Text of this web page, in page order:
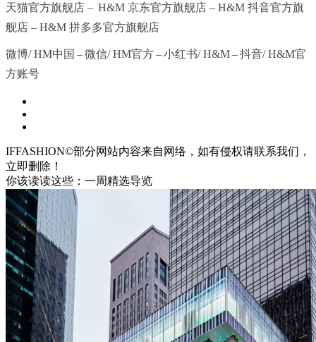
天猫官方旗舰店 – H&M 京东官方旗舰店 – H&M 抖音官方旗
舰店 – H&M 拼多多官方旗舰店
微博/ HM中国 – 微信/ HM官方 – 小红书/ H&M – 抖音/ H&M官
方账号
IFFASHION©部分网站内容来自网络，如有侵权请联系我们，
立即删除！
你该读读这些：一周精选导览